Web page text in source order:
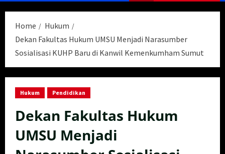
Home
Hukum
Dekan Fakultas Hukum UMSU Menjadi Narasumber
Sosialisasi KUHP Baru di Kanwil Kemenkumham Sumut
Hukum Pendidikan
Dekan Fakultas Hukum
UMSU Menjadi